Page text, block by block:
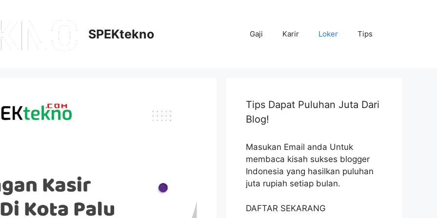
SPEKtekno Gaji Karir Loker Tips
Tips Dapat Puluhan Juta Dari
Blog!
Masukan Email anda Untuk
membaca kisah sukses blogger
Indonesia yang hasilkan puluhan
juta rupiah setiap bulan.
DAFTAR SEKARANG